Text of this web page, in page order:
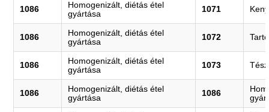
1086
Homogenizált, diétás étel
gyártása
1071
1086
Homogenizált, diétás étel
gyártása
1072
1086
Homogenizált, diétás étel
gyártása
1073
1086
Homogenizált, diétás étel
gyártása
1086